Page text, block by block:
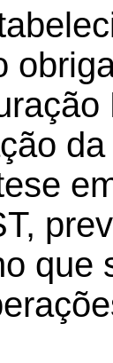
que